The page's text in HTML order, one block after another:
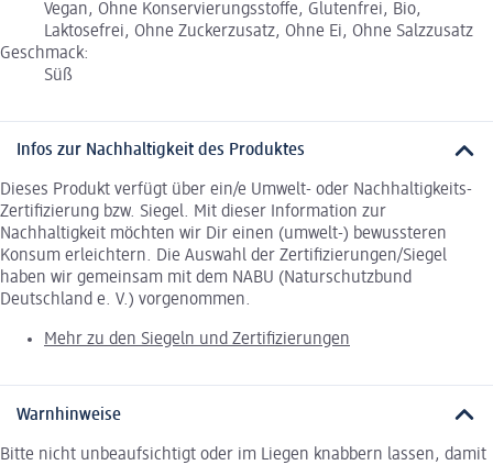
Vegan, Ohne Konservierungsstoffe, Glutenfrei, Bio,
Laktosefrei, Ohne Zuckerzusatz, Ohne Ei, Ohne Salzzusatz
Geschmack:
Süß
Infos zur Nachhaltigkeit des Produktes
Dieses Produkt verfügt über ein/e Umwelt- oder Nachhaltigkeits-
Zertifizierung bzw. Siegel. Mit dieser Information zur
Nachhaltigkeit möchten wir Dir einen (umwelt-) bewussteren
Konsum erleichtern. Die Auswahl der Zertifizierungen/Siegel
haben wir gemeinsam mit dem NABU (Naturschutzbund
Deutschland e. V.) vorgenommen.
Mehr zu den Siegeln und Zertifizierungen
Warnhinweise
Bitte nicht unbeaufsichtigt oder im Liegen knabbern lassen, damit